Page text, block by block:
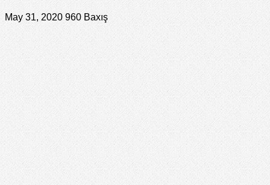
May 31, 2020 960 Baxış